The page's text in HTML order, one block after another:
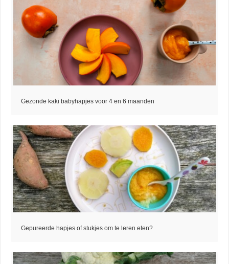
Gezonde kaki babyhapjes voor 4 en 6 maanden
Gepureerde hapjes of stukjes om te leren eten?